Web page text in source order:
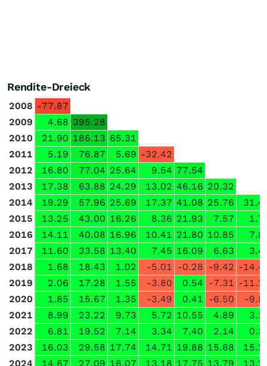
Rendite-Dreieck
2008 -77.87
2009
4.68 395.28
2010
21.90 186.13 65.31
2011
5.19 76.87 5.69 -32.42
2012
16.80 77.04 25.64 9.54 77.54
2013
17.38 63.88 24.29 13.02 46.16 20.32
2014
19.29 57.96 25.69 17.37 41.08 25.76
2015
13.25 43.00 16.26 8.36 21.93 7.57
2016
14.11 40.08 16.96 10.41 21.80 10.85
2017
11.60 33.58 13.40 7.45 16.09 6.63
2018
1.68 18.43 1.02 -5.01 -0.28 -9.42 -
2019
2.06 17.28 1.55 -3.80 0.54 -7.31 -
2020
1.85 15.67 1.35 -3.49 0.41 -6.50
-
2021
8.99 23.22 9.73 5.72 10.55 4.89
2022
6.81 19.52 7.14 3.34 7.40 2.14
2023
16.03 29.58 17.74 14.71 19.88 15.68
2024
14.67 27.09 16.07 13.18 17.75 13.79